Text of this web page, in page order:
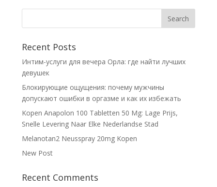
Recent Posts
Интим-услуги для вечера Орла: где найти лучших
девушек
Блокирующие ощущения: почему мужчины
допускают ошибки в оргазме и как их избежать
Kopen Anapolon 100 Tabletten 50 Mg: Lage Prijs,
Snelle Levering Naar Elke Nederlandse Stad
Melanotan2 Neusspray 20mg Kopen
New Post
Recent Comments